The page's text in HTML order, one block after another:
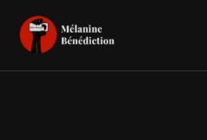
contenu